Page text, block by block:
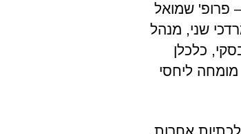
– פרופ' שמואל
שני, מנהל
כלכלן
מומחה ליחסי
אחרות,